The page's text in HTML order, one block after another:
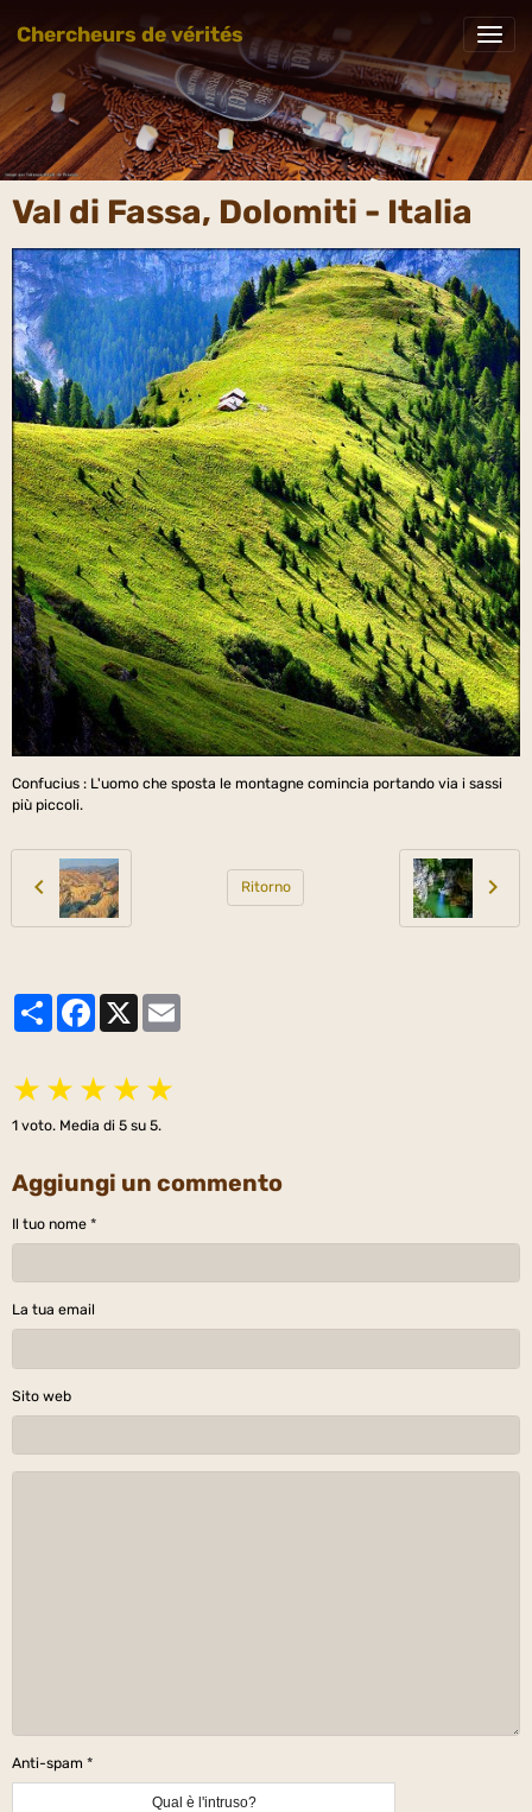
Chercheurs de vérités
Val di Fassa, Dolomiti - Italia
Confucius : L'uomo che sposta le montagne comincia portando via i sassi
più piccoli.
Ritorno
PartagerFacebook
X
★ ★ ★ ★ ★
1 voto. Media di 5 su 5.
Aggiungi un commento
Il tuo nome
La tua email
Sito web
Anti-spam
Qual è l'intruso?